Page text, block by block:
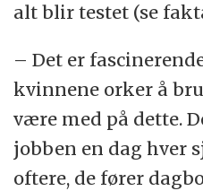
alt blir testet (se
– Det er
kvinnene orker å
være med på dette.
jobben en dag hver
oftere, de fører